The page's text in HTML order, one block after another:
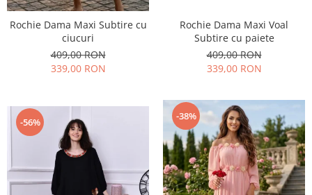
Rochie Dama Maxi Subtire cu
ciucuri
409,00 RON
339,00 RON
Rochie Dama Maxi Voal
Subtire cu paiete
409,00 RON
339,00 RON
-56% -38%